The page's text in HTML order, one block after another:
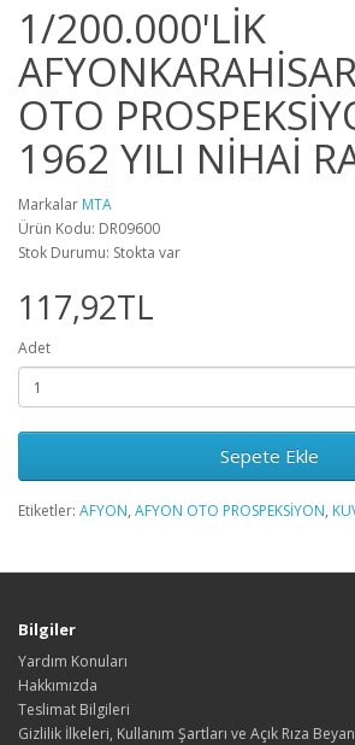
1/200.000'LİK
OTO
1962 YILI NİHAİ
Markalar MTA
Ürün Kodu: DR09600
Stok Durumu: Stokta var
117,92TL
Adet
Sepete Ekle
Etiketler: AFYON, AFYON OTO PROSPEKSİYON,
Bilgiler
Yardım Konuları
Hakkımızda
Teslimat Bilgileri
Gizlilik İlkeleri, Kullanım Şartları ve Açık Rıza